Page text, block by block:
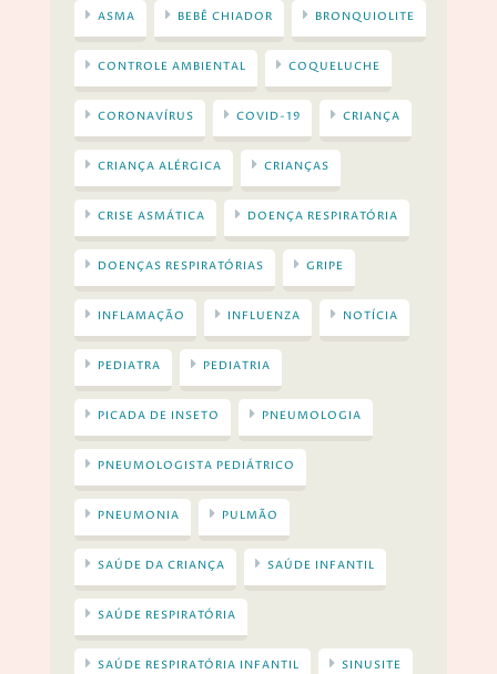
ASMA BEBÊ CHIADOR BRONQUIOLITE
CONTROLE AMBIENTAL COQUELUCHE
CORONAVÍRUS COVID-19 CRIANÇA
CRIANÇA ALÉRGICA CRIANÇAS
CRISE ASMÁTICA DOENÇA RESPIRATÓRIA
DOENÇAS RESPIRATÓRIAS GRIPE
INFLAMAÇÃO INFLUENZA NOTÍCIA
PEDIATRA PEDIATRIA
PICADA DE INSETO PNEUMOLOGIA
PNEUMOLOGISTA PEDIÁTRICO
PNEUMONIA PULMÃO
SAÚDE DA CRIANÇA SAÚDE INFANTIL
SAÚDE RESPIRATÓRIA
SAÚDE RESPIRATÓRIA INFANTIL SINUSITE